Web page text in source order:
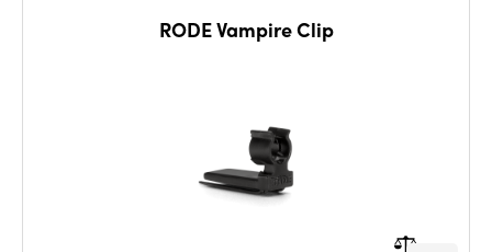
RODE Vampire Clip